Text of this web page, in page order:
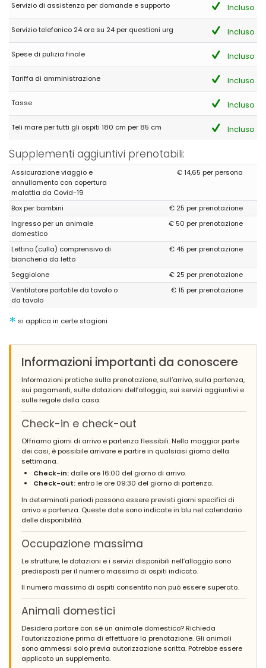
(Tradotto da Google)
Il soggiorno a Casa Mercedes ha superato le nostre aspettative
sotto tutti gli aspetti. La struttura è fantastica con uno stile
un arredamento semplice ma squisito. Tranquillità insuperabile.
Impossibile non ripetere in future occasioni consigliato al 100%
agli amanti del buon gusto e della tranquillità
- 9,6
Famiglie con figli più grandi - Ottobre 2020 - Spagna :
Una casa cómoda, bonita, agradable y un entorno muy
tranquilo......
(Tradotto da Google)
Una casa confortevole, bella, piacevole e un ambiente molto
tranquillo ...
- 10,0
Coppie mature - Agosto 2020 - Spagna :
(Testo originale)
Todo perfecto.
(Tradotto da Google)
Famiglie con figli più grandi - Agosto 2019 - Belgio :
(Testo originale)
nothing. everything was beautiful
(Tradotto da Google)
Niente. tutto era bellissimo
Famiglie con figli più grandi - Giugno 2019 - Svizzera :
Das Haus hat unsere Erwartungen voll erfüllt und wir werden es
mit Freude wieder buchen, sollten wir die Gelegenheit dazu
wieder bekommen. Das wäre dann da dritte Mal, das spricht für
sich.
(Tradotto da Google)
La casa ha soddisfatto pienamente le nostre aspettative e
saremo felici di prenotarla di nuovo se avremo l'opportunità di
Famiglie con figli più grandi - Giugno 2018 - Svizzera :
(Testo originale)
Ein Top Haus! Sauber, modern und sehr gepflegt! Wir würden das
Servizio di assistenza per domande e supporto Incluso
Servizio telefonico 24 ore su 24 per questioni urg Incluso
Spese di pulizia finale Incluso
Tariffa di amministrazione Incluso
Tasse Incluso
Teli mare per tutti gli ospiti 180 cm per 85 cm Incluso
Supplementi aggiuntivi prenotabili:
Assicurazione viaggio e
annullamento con copertura
malattia da Covid-19
€ 14,65 per persona
Box per bambini
€ 25 per prenotazione
Ingresso per un animale
domestico
€ 50 per prenotazione
Lettino (culla) comprensivo di
biancheria da letto
€ 45 per prenotazione
Seggiolone
€ 25 per prenotazione
Ventilatore portatile da tavolo o
da tavolo
€ 15 per prenotazione
* si applica in certe stagioni
Informazioni importanti da conoscere
Informazioni pratiche sulla prenotazione, sull’arrivo, sulla partenza,
sui pagamenti, sulle dotazioni dell’alloggio, sui servizi aggiuntivi e
sulle regole della casa.
Check-in e check-out
Offriamo giorni di arrivo e partenza flessibili. Nella maggior parte
dei casi, è possibile arrivare e partire in qualsiasi giorno della
settimana.
Check-in: dalle ore 16:00 del giorno di arrivo.
Check-out: entro le ore 09:30 del giorno di partenza.
In determinati periodi possono essere previsti giorni specifici di
arrivo e partenza. Queste date sono indicate in blu nel calendario
delle disponibilità.
Occupazione massima
Le strutture, le dotazioni e i servizi disponibili nell’alloggio sono
predisposti per il numero massimo di ospiti indicato.
Il numero massimo di ospiti consentito non può essere superato.
Animali domestici
Desidera portare con sé un animale domestico? Richieda
l’autorizzazione prima di effettuare la prenotazione. Gli animali
sono ammessi solo previa autorizzazione scritta. Potrebbe essere
applicato un supplemento.